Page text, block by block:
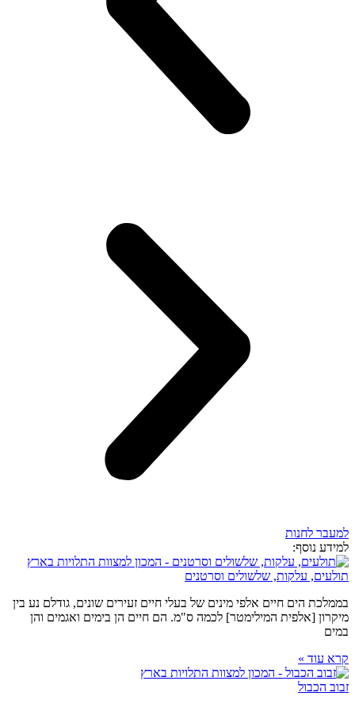
למעבר לחנות
למידע נוסף:
תולעים, עלקות, שלשולים וסרטנים
בממלכת הים חיים אלפי מינים של בעלי חיים זעירים שונים, גודלם נע בין
מיקרון [אלפית המילימטר] לכמה ס"מ. הם חיים הן בימים ואגמים והן
במים
קרא עוד »
זבוב הכבול